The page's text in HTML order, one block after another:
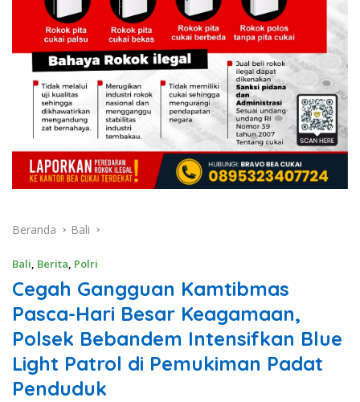
Beranda Bali
Bali, Berita, Polri
Cegah Gangguan Kamtibmas
Pasca-Hari Besar Keagamaan,
Polsek Bebandem Intensifkan Blue
Light Patrol di Pemukiman Padat
Penduduk